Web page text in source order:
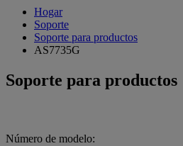
Hogar
Soporte
Soporte para productos
AS7735G
Soporte para productos
Número de modelo: